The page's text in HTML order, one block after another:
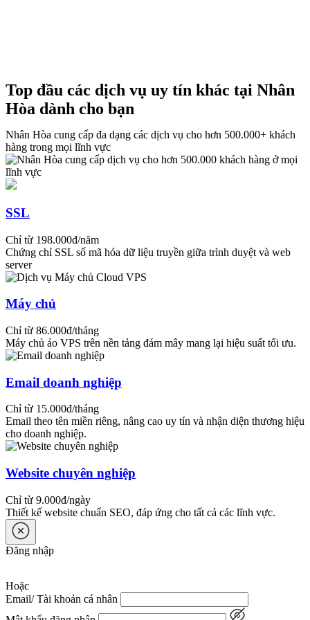
ổ cứng hay thất lạc thiết bị.
Lưu trữ đám mây doanh nghiệp
(Enterprise Cloud Storage)
Được thiết kế cho tổ chức, công ty, cơ quan có
khối lượng dữ liệu lớn và yêu cầu bảo mật cao.
quản lý quyền truy cập, sao lưu tự động và tuân
thủ các tiêu chuẩn bảo mật quốc tế.
Đặc điểm nổi bật:
Cho phép phân quyền người dùng, quản lý
Tích hợp dễ dàng với hệ thống ERP, CRM,
Hỗ trợ sao lưu định kỳ, phục hồi nhanh khi
có sự cố.
(Private Cloud) hoặc đám mây lai (Hybrid
Lợi ích chính: Tăng hiệu quả làm việc nhóm,
giảm chi phí hạ tầng vật lý, đồng thời đảm bảo dữ
liệu doanh nghiệp được bảo vệ tuyệt đối.
Cloud Storage cho NAS (Network
Attached Storage)
NAS là thiết bị lưu trữ mạng cho phép người dùng
truy cập dữ liệu nội bộ qua LAN hoặc Internet.
Khi kết hợp với Cloud Storage, thiết bị NAS được
linh hoạt hơn.
Đặc điểm nổi bật:
Top đầu các dịch vụ uy tín khác tại Nhân
Hòa dành cho bạn
Nhân Hòa cung cấp đa dạng các dịch vụ cho hơn 500.000+ khách
hàng trong mọi lĩnh vực
SSL
Chỉ từ 198.000đ/năm
Chứng chỉ SSL số mã hóa dữ liệu truyền giữa trình duyệt và web
server
Máy chủ
Chỉ từ 86.000đ/tháng
Máy chủ ảo VPS trên nền tảng đám mây mang lại hiệu suất tối ưu.
Email doanh nghiệp
Chỉ từ 15.000đ/tháng
Email theo tên miền riêng, nâng cao uy tín và nhận diện thương hiệu
cho doanh nghiệp.
Website chuyên nghiệp
Chỉ từ 9.000đ/ngày
Thiết kế website chuẩn SEO, đáp ứng cho tất cả các lĩnh vực.
Đăng nhập
Hoặc
Email/ Tài khoản cá nhân